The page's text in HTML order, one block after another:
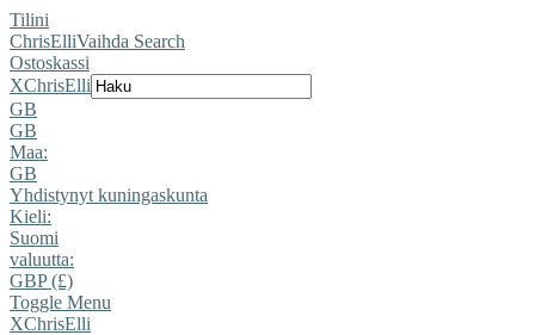
Tilini
ChrisElliVaihda Search
Ostoskassi
XChrisElli
GB
GB
Maa:
GB
Yhdistynyt kuningaskunta
Kieli:
Suomi
valuutta:
GBP (£)
Toggle Menu
XChrisElli